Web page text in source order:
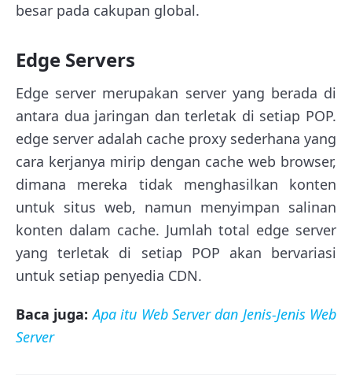
besar pada cakupan global.
Edge Servers
Edge server merupakan server yang berada di
antara dua jaringan dan terletak di setiap POP.
edge server adalah cache proxy sederhana yang
cara kerjanya mirip dengan cache web browser,
dimana mereka tidak menghasilkan konten
untuk situs web, namun menyimpan salinan
konten dalam cache. Jumlah total edge server
yang terletak di setiap POP akan bervariasi
untuk setiap penyedia CDN.
Baca juga: Apa itu Web Server dan Jenis-Jenis Web
Server